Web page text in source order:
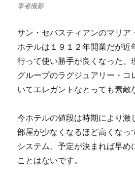
筆者撮影
サン・セバスティアンのマリア
ホテルは１９１２年開業だが近
行って使い勝手が良くなった。
グループのラグジュアリー・コ
いてエレガントなとっても素敵
今ホテルの値段は時期により激
部屋が少なくなるほど高くなっ
システム。予定が決まれば早め
ことはないです。